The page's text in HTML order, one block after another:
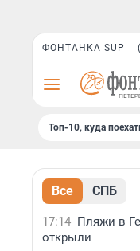
ФОНТАНКА SUP
Топ-10, куда
Все СПБ
17:14 Пляжи в
открыли